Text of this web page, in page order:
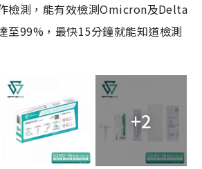
檢測，能有效檢測Omicron及Delta
至99%，最快15分鐘就能知道檢測
+2